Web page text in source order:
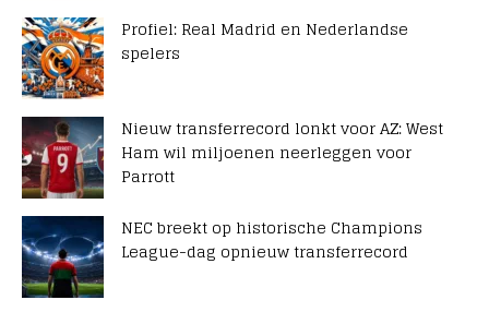
Profiel: Real Madrid en Nederlandse
spelers
Nieuw transferrecord lonkt voor AZ: West
Ham wil miljoenen neerleggen voor
Parrott
NEC breekt op historische Champions
League-dag opnieuw transferrecord